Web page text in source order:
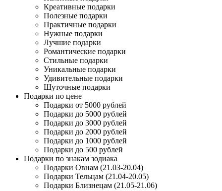
Креативные подарки
Полезные подарки
Практичные подарки
Нужные подарки
Лучшие подарки
Романтические подарки
Стильные подарки
Уникальные подарки
Удивительные подарки
Шуточные подарки
Подарки по цене
Подарки от 5000 рублей
Подарки до 5000 рублей
Подарки до 3000 рублей
Подарки до 2000 рублей
Подарки до 1000 рублей
Подарки до 500 рублей
Подарки по знакам зодиака
Подарки Овнам (21.03-20.04)
Подарки Тельцам (21.04-20.05)
Подарки Близнецам (21.05-21.06)